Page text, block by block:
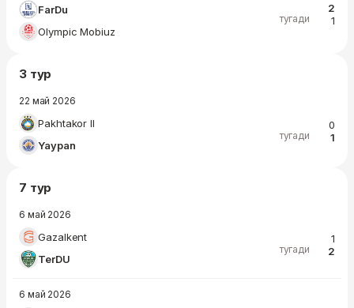
FarDu
Olympic Mobiuz
тугади
2
1
3 тур
22 май 2026
Pakhtakor II
Yaypan
тугади
0
1
7 тур
6 май 2026
Gazalkent
TerDU
тугади
1
2
6 май 2026